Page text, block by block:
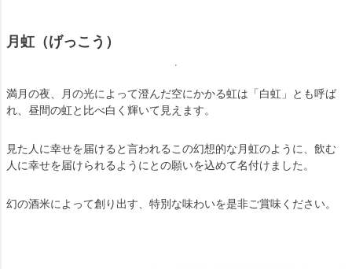
月虹（げっこう）
満月の夜、月の光によって澄んだ空にかかる虹は「白虹」とも呼ば
れ、昼間の虹と比べ白く輝いて見えます。
見た人に幸せを届けると言われるこの幻想的な月虹のように、飲む
人に幸せを届けられるようにとの願いを込めて名付けました。
幻の酒米によって創り出す、特別な味わいを是非ご賞味ください。